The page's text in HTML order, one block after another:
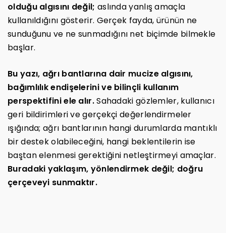
olduğu algısını değil; aslında yanlış amaçla
kullanıldığını gösterir. Gerçek fayda, ürünün ne
sunduğunu ve ne sunmadığını net biçimde bilmekle
başlar.
Bu yazı, ağrı bantlarına dair mucize algısını,
bağımlılık endişelerini ve bilinçli kullanım
perspektifini ele alır.Sahadaki gözlemler, kullanıcı
geri bildirimleri ve gerçekçi değerlendirmeler
ışığında; ağrı bantlarının hangi durumlarda mantıklı
bir destek olabileceğini, hangi beklentilerin ise
baştan elenmesi gerektiğini netleştirmeyi amaçlar.
Buradaki yaklaşım, yönlendirmek değil; doğru
çerçeveyi sunmaktır.